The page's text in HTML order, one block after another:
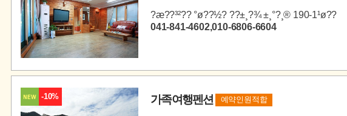
?æ??³²?? °ø??½? ??±¸?¾ ±¸°?¸® 190-1¹ø??
041-841-4602,010-6806-6604
-10% 가족여행펜션 예약인원적합